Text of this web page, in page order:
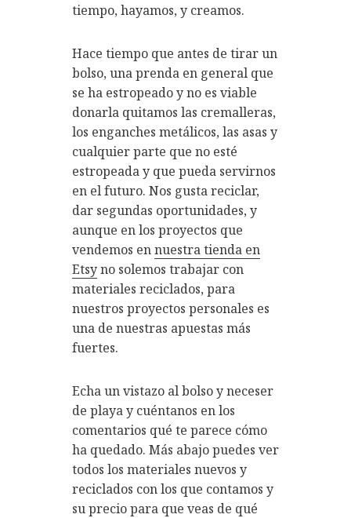
tiempo, hayamos, y creamos.
Hace tiempo que antes de tirar un
bolso, una prenda en general que
se ha estropeado y no es viable
donarla quitamos las cremalleras,
los enganches metálicos, las asas y
cualquier parte que no esté
estropeada y que pueda servirnos
en el futuro. Nos gusta reciclar,
dar segundas oportunidades, y
aunque en los proyectos que
vendemos ennuestra tienda en
Etsyno solemos trabajar con
materiales reciclados, para
nuestros proyectos personales es
una de nuestras apuestas más
fuertes.
Echa un vistazo al bolso y neceser
de playa y cuéntanos en los
comentarios qué te parece cómo
ha quedado. Más abajo puedes ver
todos los materiales nuevos y
reciclados con los que contamos y
su precio para que veas de qué